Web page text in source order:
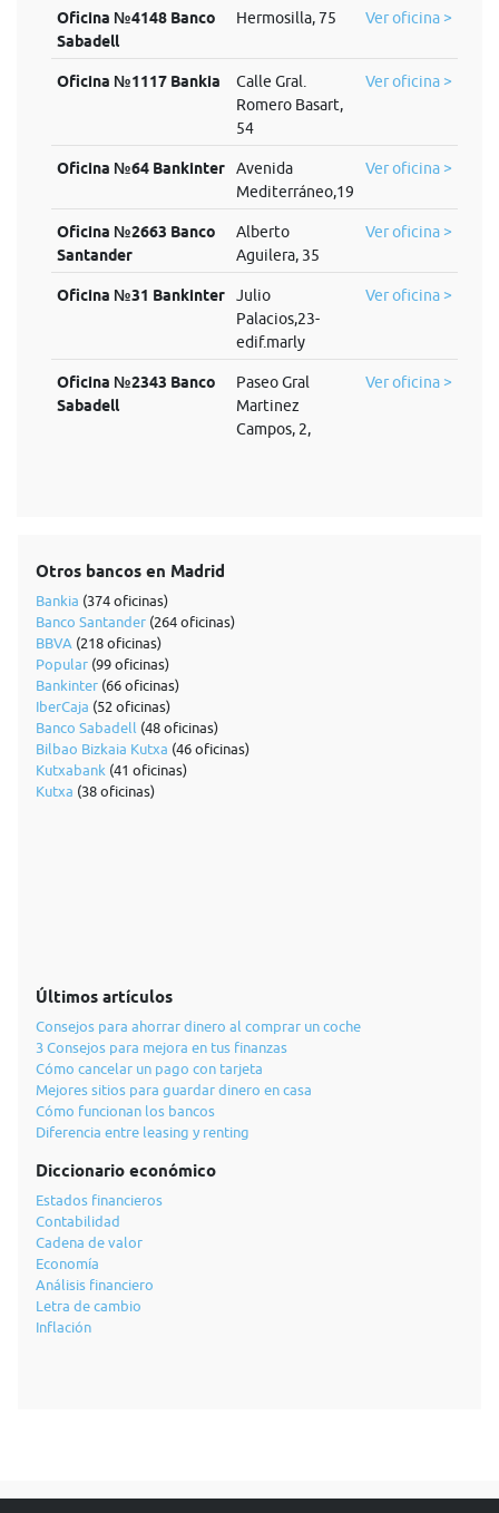
Oficina №4148 Banco
Sabadell
Hermosilla, 75 Ver oficina >
Oficina №1117 Bankia
Calle Gral.
Romero Basart,
54
Ver oficina >
Oficina №64 Bankinter
Avenida
Mediterráneo,19
Ver oficina >
Oficina №2663 Banco
Santander
Alberto
Aguilera, 35
Ver oficina >
Oficina №31 Bankinter
Julio
Palacios,23-
edif.marly
Ver oficina >
Oficina №2343 Banco
Sabadell
Paseo Gral
Martinez
Campos, 2,
Ver oficina >
Otros bancos en Madrid
Bankia (374 oficinas)
Banco Santander (264 oficinas)
BBVA (218 oficinas)
Popular (99 oficinas)
Bankinter (66 oficinas)
IberCaja (52 oficinas)
Banco Sabadell (48 oficinas)
Bilbao Bizkaia Kutxa (46 oficinas)
Kutxabank (41 oficinas)
Kutxa (38 oficinas)
Últimos artículos
Consejos para ahorrar dinero al comprar un coche
3 Consejos para mejora en tus finanzas
Cómo cancelar un pago con tarjeta
Mejores sitios para guardar dinero en casa
Cómo funcionan los bancos
Diferencia entre leasing y renting
Diccionario económico
Estados financieros
Contabilidad
Cadena de valor
Economía
Análisis financiero
Letra de cambio
Inflación